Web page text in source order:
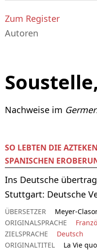
Nachweise im
SO LEBTEN DIE
SPANISCHEN
Ins Deutsche
Stuttgart: Deutsche
ÜBERSETZER Meyer-
ORIGINALSPRACHE
ZIELSPRACHE
Deutsch
ORIGINALTITEL
La Vie
Zum Register
Autoren